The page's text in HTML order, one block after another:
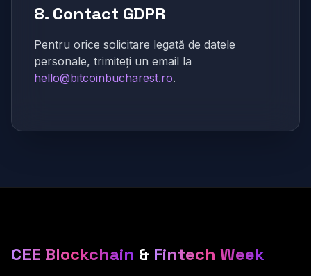
8. Contact GDPR
Pentru orice solicitare legată de datele
personale, trimiteți un email la
hello@bitcoinbucharest.ro.
CEE Blockchain & Fintech Week